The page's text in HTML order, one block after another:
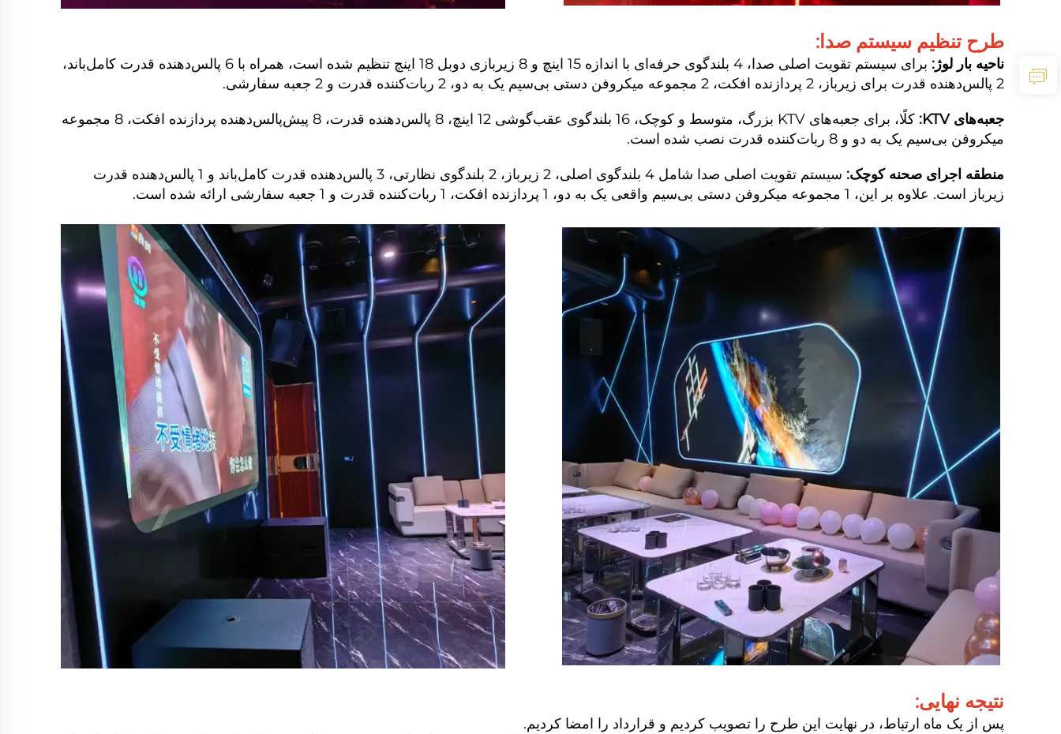
طرح تنظیم سیستم صدا:
ناحیه بار لوژ:
برای سیستم تقویت اصلی صدا، 4 بلندگوی حرفه‌ای با اندازه 15 اینچ و 8 زیربازی دوبل 18 اینچ تنظیم شده است، همراه با 6 پالس‌دهنده قدرت کامل‌باند،
2 پالس‌دهنده قدرت برای زیرباز، 2 پردازنده افکت، 2 مجموعه میکروفن دستی بی‌سیم یک به دو، 2 ربات‌کننده قدرت و 2 جعبه سفارشی.
جعبه‌های KTV:
کلًا، برای جعبه‌های KTV بزرگ، متوسط و کوچک، 16 بلندگوی عقب‌گوشی 12 اینچ، 8 پالس‌دهنده قدرت، 8 پیش‌پالس‌دهنده پردازنده افکت، 8 مجموعه
میکروفن بی‌سیم یک به دو و 8 ربات‌کننده قدرت نصب شده است.
منطقه اجرای صحنه کوچک:
سیستم تقویت اصلی صدا شامل 4 بلندگوی اصلی، 2 زیرباز، 2 بلندگوی نظارتی، 3 پالس‌دهنده قدرت کامل‌باند و 1 پالس‌دهنده قدرت
زیرباز است. علاوه بر این، 1 مجموعه میکروفن دستی بی‌سیم واقعی یک به دو، 1 پردازنده افکت، 1 ربات‌کننده قدرت و 1 جعبه سفارشی ارائه شده است.
نتیجه نهایی:
پس از یک ماه ارتباط، در نهایت این طرح را تصویب کردیم و قرارداد را امضا کردیم.